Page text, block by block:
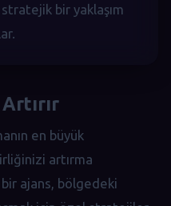
bir yaklaşım
en büyük
artırma
ajans, bölgedeki